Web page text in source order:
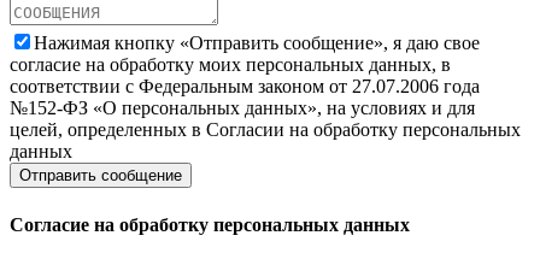
Нажимая кнопку «Отправить сообщение», я даю свое
согласие на обработку моих персональных данных, в
соответствии с Федеральным законом от 27.07.2006 года
№152-ФЗ «О персональных данных», на условиях и для
целей, определенных в Согласии на обработку персональных
данных
Согласие на обработку персональных данных